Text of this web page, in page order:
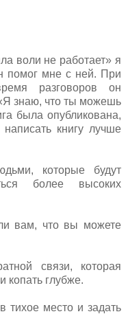
воли не работает» я
помог мне с ней. При
разговоров он
знаю, что ты можешь
была опубликована,
книгу лучше
которые будут
более высоких
вам, что вы можете
связи, которая
копать глубже.
тихое место и задать